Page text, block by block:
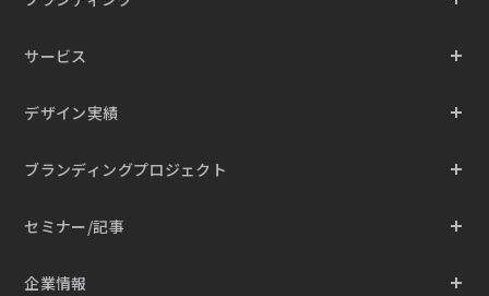
サービス
デザイン実績
ブランディングプロジェクト
セミナー/記事
企業情報